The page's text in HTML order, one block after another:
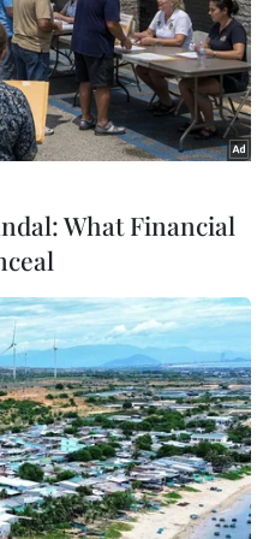
đến với
ba miền
bò Huế
đô
What Financial